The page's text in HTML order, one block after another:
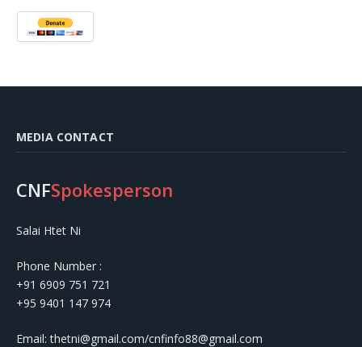
MEDIA CONTACT
CNFSpokesperson
Salai Htet Ni
Phone Number :
+91 6909 751 721
+95 9401 147 974
Email: thetni@gmail.com/cnfinfo88@gmail.com